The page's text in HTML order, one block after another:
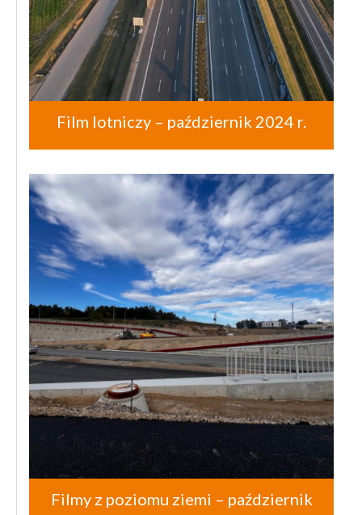
Film lotniczy – październik 2024 r.
Filmy z poziomu ziemi – październik